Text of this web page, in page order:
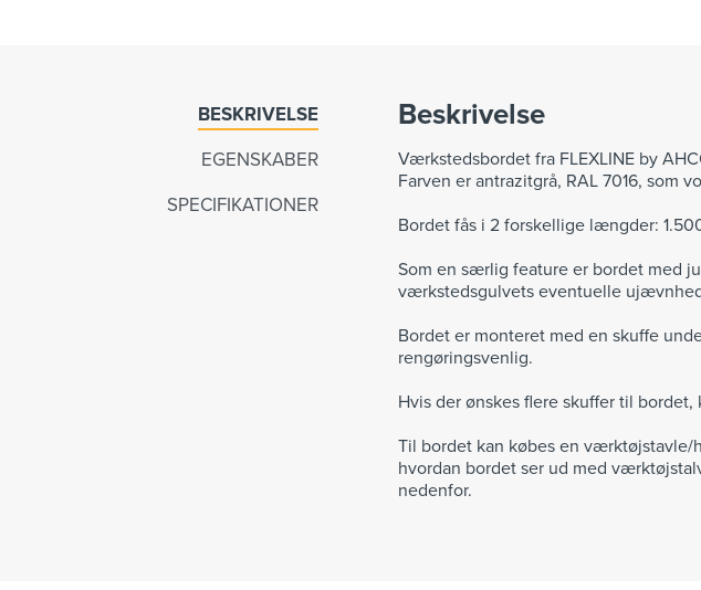
BESKRIVELSE
EGENSKABER
SPECIFIKATIONER
Beskrivelse
Værkstedsbordet fra FLEXLINE by
Farven er antrazitgrå, RAL 7016, som
Bordet fås i 2 forskellige længder:
Som en særlig feature er bordet med
værkstedsgulvets eventuelle
Bordet er monteret med en skuffe
rengøringsvenlig.
Hvis der ønskes flere skuffer til
Til bordet kan købes en
hvordan bordet ser ud med
nedenfor.